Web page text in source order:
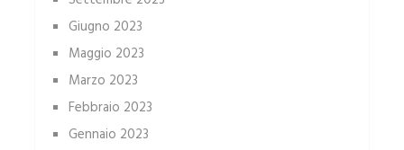
Giugno 2023
Maggio 2023
Marzo 2023
Febbraio 2023
Gennaio 2023